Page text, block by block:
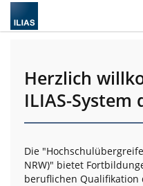
Herzlich
ILIAS-System
Die
NRW)" bietet
beruflichen Qualifikation